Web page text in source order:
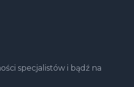
specjalistów i bądź na